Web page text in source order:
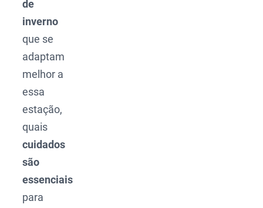
de
inverno
que se
adaptam
melhor a
essa
estação,
quais
cuidados
são
essenciais
para